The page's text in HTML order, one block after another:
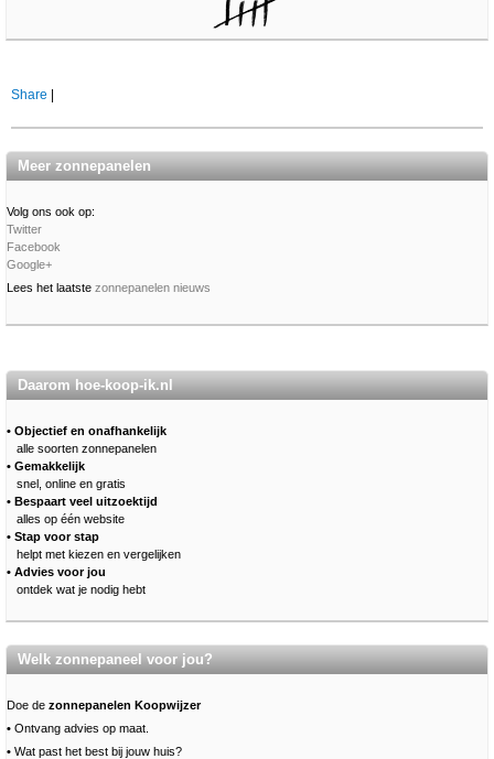
Share
Meer zonnepanelen
Volg ons ook op:
Twitter
Facebook
Google+
Lees het laatste zonnepanelen nieuws
Daarom hoe-koop-ik.nl
• Objectief en onafhankelijk
alle soorten zonnepanelen
• Gemakkelijk
snel, online en gratis
• Bespaart veel uitzoektijd
alles op één website
• Stap voor stap
helpt met kiezen en vergelijken
• Advies voor jou
ontdek wat je nodig hebt
Welk zonnepaneel voor jou?
Doe de zonnepanelen Koopwijzer
• Ontvang advies op maat.
• Wat past het best bij jouw huis?